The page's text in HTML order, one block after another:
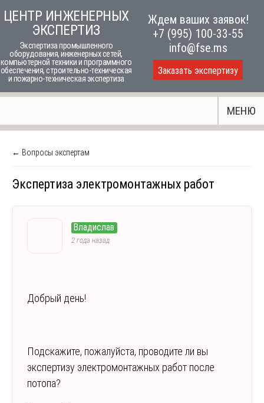
to
content
ЦЕНТР ИНЖЕНЕРНЫХ
ЭКСПЕРТИЗ
Экспертиза промышленного
оборудования, инженерных сетей,
компьютерной техники и программного
обеспечения, строительно-техническая
и пожарно-техническая экспертиза
Ждем ваших заявок!
+7 (995) 100-33-55
info@fse.ms
Заказать экспертизу
МЕНЮ
← Вопросы экспертам
Экспертиза электромонтажных работ
Владислав
2 года назад
Добрый день!
Подскажите, пожалуйста, проводите ли вы
экспертизу электромонтажных работ после
потопа?